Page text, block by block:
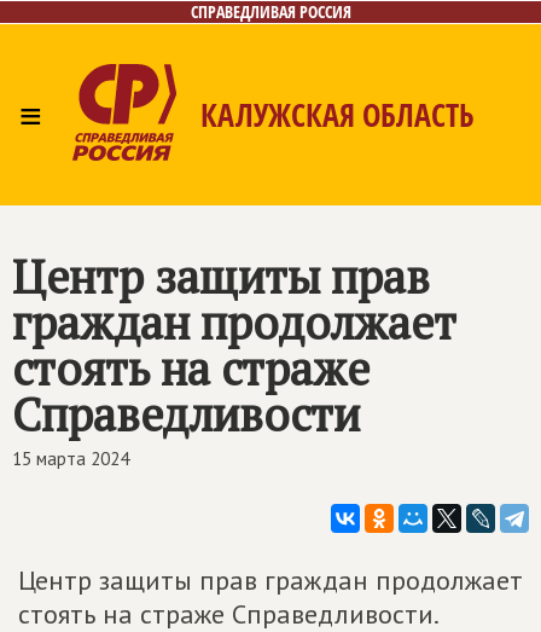
СПРАВЕДЛИВАЯ РОССИЯ
≡ КАЛУЖСКАЯ ОБЛАСТЬ
Центр защиты прав
граждан продолжает
стоять на страже
Справедливости
15 марта 2024
Центр защиты прав граждан продолжает
стоять на страже Справедливости.